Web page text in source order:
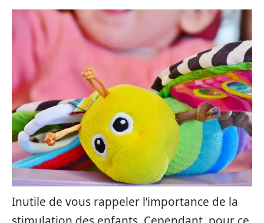
Inutile de vous rappeler l’importance de la